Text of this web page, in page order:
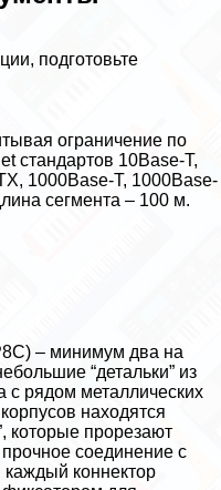
подготовьте
ограничение по
стандартов 10Base-Т,
1000Base-Т, 1000Base-
сегмента – 100 м.
– минимум два на
“детальки” из
с рядом металлических
находятся
которые прорезают
соединение с
коннектор